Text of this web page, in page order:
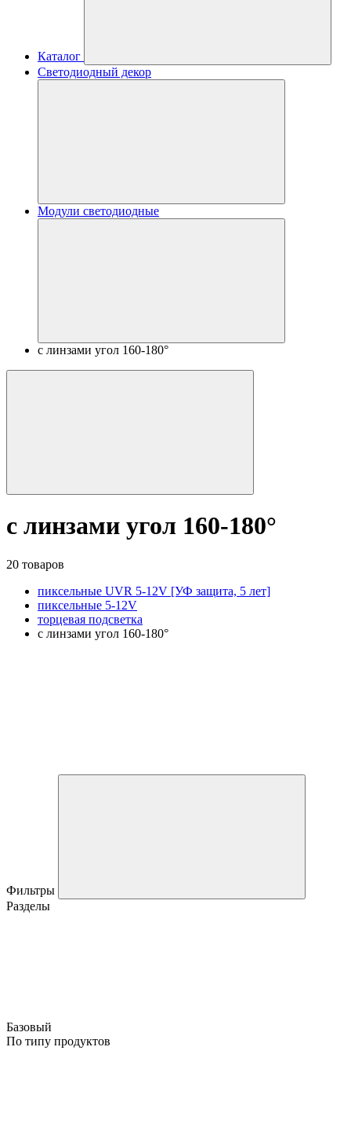
Каталог
Светодиодный декор
Модули светодиодные
с линзами угол 160-180°
с линзами угол 160-180°
20 товаров
пиксельные UVR 5-12V [УФ защита, 5 лет]
пиксельные 5-12V
торцевая подсветка
с линзами угол 160-180°
Фильтры
Разделы
Базовый
По типу продуктов